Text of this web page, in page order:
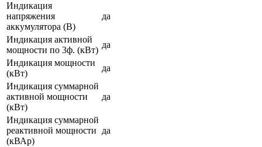
Индикация
напряжения
аккумулятора (В)
да
Индикация активной
мощности по 3ф. (кВт)
да
Индикация мощности
(кВт)
да
Индикация суммарной
активной мощности
(кВт)
да
Индикация суммарной
реактивной мощности
(кВАр)
да